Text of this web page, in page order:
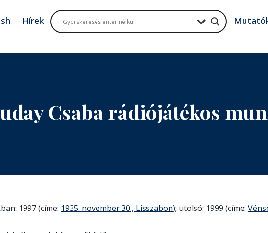
Hírek
Csaba rádiójátékos
1997 (címe: 1935. november 30., Lisszabon); utolsó: 1999 (címe: